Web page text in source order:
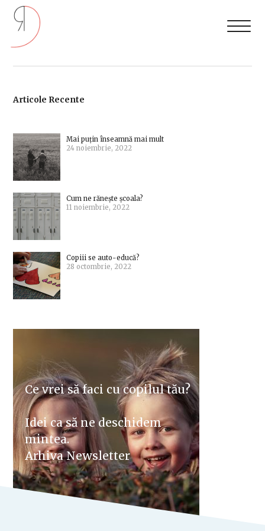
Articole Recente
Mai puțin înseamnă mai mult
24 noiembrie, 2022
Cum ne rănește școala?
11 noiembrie, 2022
Copiii se auto-educă?
28 octombrie, 2022
Ce vrei să faci cu copilul tău?
Idei ca să ne deschidem
mintea.
Arhiva Newsletter